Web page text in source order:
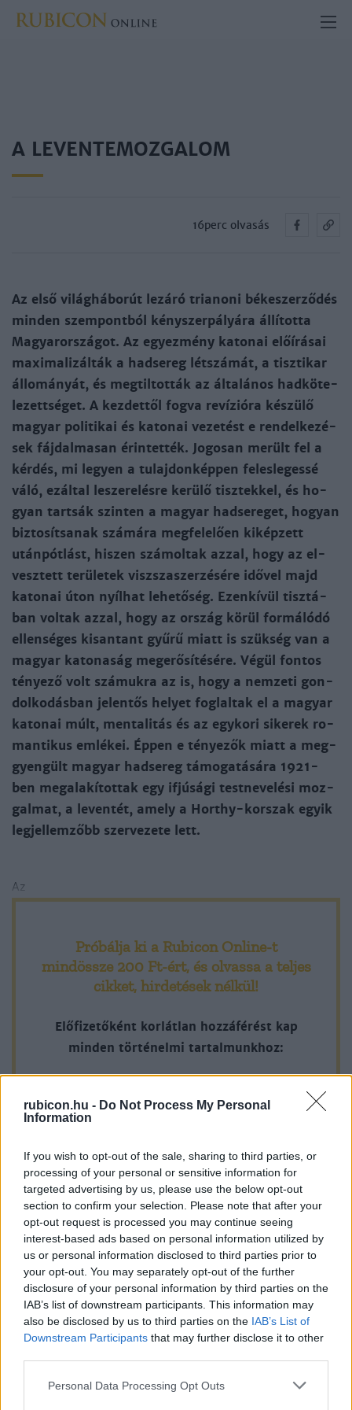
rubicon.hu - Do Not Process My Personal
Information
If you wish to opt-out of the sale, sharing to third parties, or
processing of your personal or sensitive information for
targeted advertising by us, please use the below opt-out
section to confirm your selection. Please note that after your
opt-out request is processed you may continue seeing
interest-based ads based on personal information utilized by
us or personal information disclosed to third parties prior to
your opt-out. You may separately opt-out of the further
disclosure of your personal information by third parties on the
IAB’s list of downstream participants. This information may
also be disclosed by us to third parties on the IAB’s List of
Downstream Participants that may further disclose it to other
Please note that this website/app uses one or more Google
Personal Data Processing Opt Outs
A LEVENTEMOZGALOM
16perc olvasás
Az el­ső vi­lág­há­bo­rút le­zá­ró tria­no­ni bé­ke­szer­ző­dés
min­den szem­pont­ból kény­szer­pá­lyá­ra ál­lí­tot­ta
Ma­gyaror­szá­got. Az egyez­mény ka­to­nai előírá­sai
ma­xi­ma­li­zál­ták a had­se­reg lét­szá­mát, a tisz­ti­kar
ál­lo­má­nyát, és meg­til­tot­ták az ál­ta­lá­nos had­kö­te­
le­zett­sé­get. A kez­det­től fog­va re­ví­zió­ra ké­szü­lő
ma­gyar po­li­ti­kai és ka­to­nai ve­ze­tést e ren­del­ke­zé­
sek fáj­dal­ma­san érin­­tet­ték. Jo­go­san me­rült fel a
kér­dés, mi le­gyen a tu­laj­don­kép­pen fe­les­le­ges­sé
vá­ló, ezál­tal le­sze­re­lés­re ke­rü­lő tisz­tek­kel, és ho­
gyan tart­sák szin­ten a ma­gyar had­se­re­get, ho­gyan
biz­to­sít­sa­nak szá­má­ra meg­fe­le­lően ki­kép­zett
után­pót­lást, hi­szen szá­mol­tak az­zal, hogy az el­
vesz­tett te­rü­le­tek visz­sza­szer­zé­sé­re idő­vel majd
ka­to­nai úton nyíl­hat le­he­tő­ség. Ezen­kí­vül tisz­tá­
ban vol­tak az­zal, hogy az or­szág kö­rül for­má­ló­dó
el­len­sé­ges kis­an­tant gyű­rű miatt is szük­ség van a
ma­gyar ka­to­na­ság megerő­sí­té­sé­re. Vé­gül fon­tos
té­nye­ző volt szá­muk­ra az is, hogy a nem­ze­ti gon­
dol­ko­dás­ban je­len­tős he­lyet fog­lal­tak el a ma­gyar
ka­to­nai múlt, men­ta­li­tás és az egy­ko­ri si­ke­rek ro­
man­ti­kus em­lé­kei. Ép­pen e té­nye­zők miatt a meg­
gyen­gült ma­gyar had­se­reg tá­mo­ga­tá­sá­ra 1921-
ben megala­kí­tot­tak egy if­jú­sá­gi test­ne­ve­lé­si moz­
gal­mat, a le­ven­tét, amely a Hor­thy-kor­szak egyik
leg­jel­lem­zőbb szer­ve­ze­te lett.
Az
Próbálja ki a Rubicon Online-t
mindössze 200 Ft-ért, és olvassa a teljes
cikket, hirdetések nélkül!
Előfizetőként korlátlan hozzáférést kap
minden történelmi tartalmunkhoz:
A legújabb Rubicon-lapszámok
tartalma
Rubicon Online rovatok cikkei
Hirdetésmentes olvasó felület
Kedvenc cikkek elmentése, könyvjelzők
Az első hónap csak 200 Ft-ba kerül. Próbálja
ki!
KIPRÓBÁLOM 200 FT-ÉRT
Már előfizetőnk?Ha már regisztrált a Rubicon